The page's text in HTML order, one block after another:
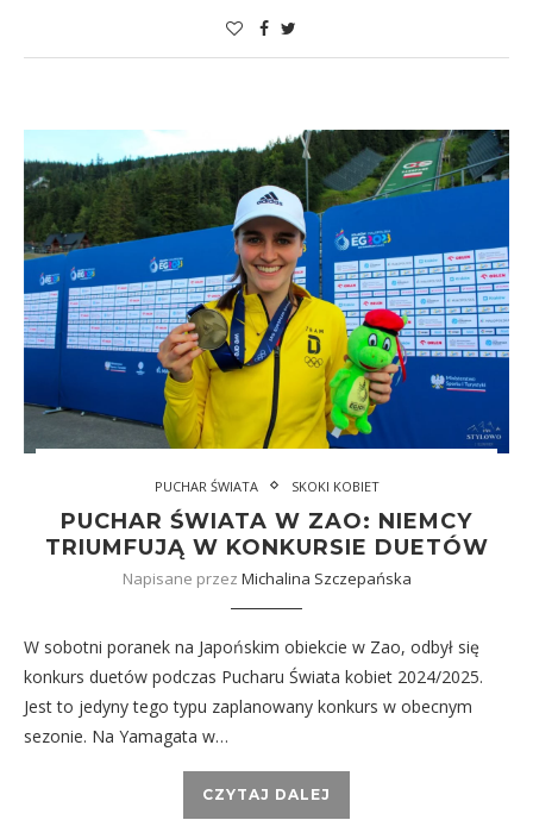
PUCHAR ŚWIATA SKOKI KOBIET
PUCHAR ŚWIATA W ZAO: NIEMCY
TRIUMFUJĄ W KONKURSIE DUETÓW
Napisane przez Michalina Szczepańska
W sobotni poranek na Japońskim obiekcie w Zao, odbył się
konkurs duetów podczas Pucharu Świata kobiet 2024/2025.
Jest to jedyny tego typu zaplanowany konkurs w obecnym
sezonie. Na Yamagata w…
CZYTAJ DALEJ